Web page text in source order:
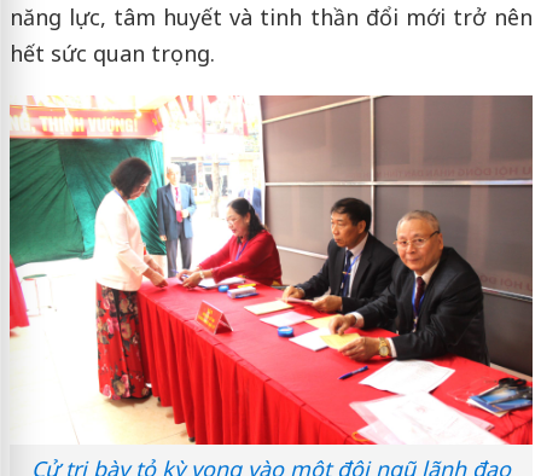
năng lực, tâm huyết và tinh thần đổi mới trở nên
hết sức quan trọng.
Cử tri bày tỏ kỳ vọng vào một đội ngũ lãnh đạo